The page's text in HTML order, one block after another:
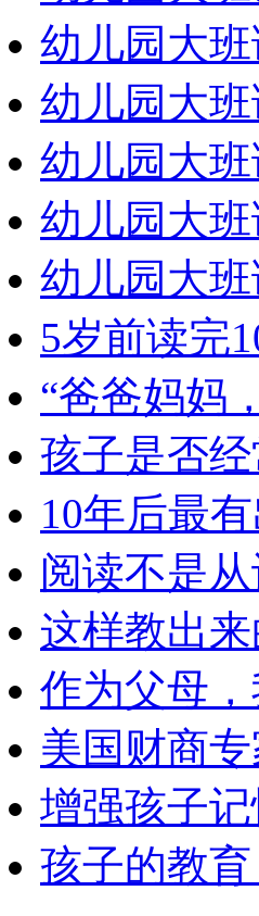
幼儿园大
幼儿园大
幼儿园大
幼儿园大
幼儿园大
5岁前读完
“爸爸妈妈
孩子是否
10年后最
阅读不是
这样教出
作为父母
美国财商
增强孩子
孩子的教